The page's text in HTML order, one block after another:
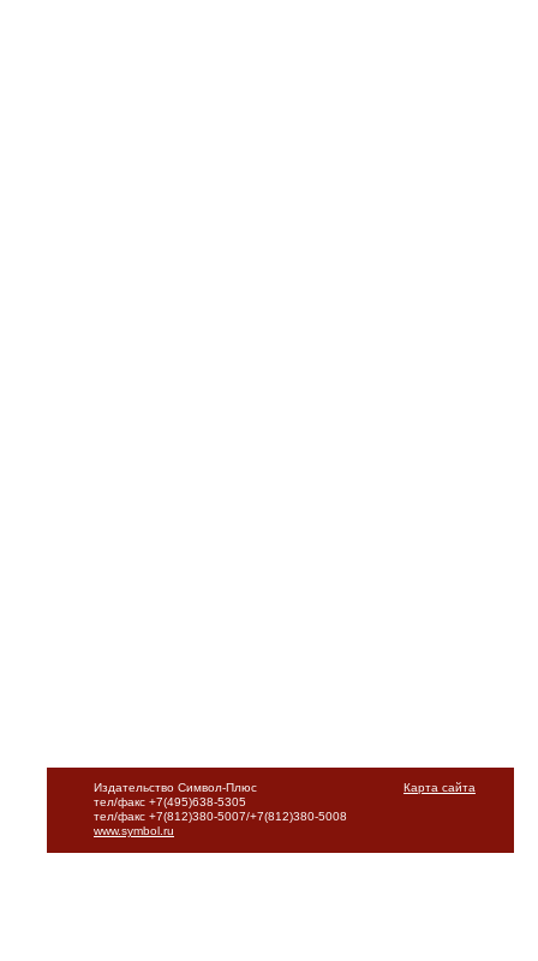
Карта сайта
Издательство Символ-Плюс
тел/факс +7(495)638-5305
тел/факс +7(812)380-5007/+7(812)380-5008
www.symbol.ru